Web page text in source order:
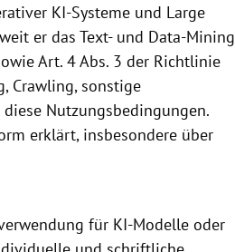
KI-Systeme und Large
er das Text- und Data-Mining
Art. 4 Abs. 3 der Richtlinie
Crawling, sonstige
Nutzungsbedingungen.
erklärt, insbesondere über
für KI-Modelle oder